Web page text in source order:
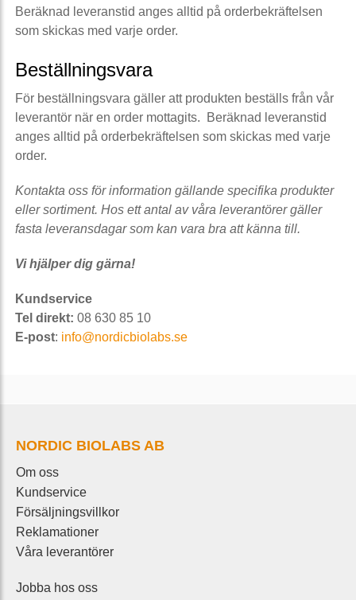
Beräknad leveranstid anges alltid på orderbekräftelsen
som skickas med varje order.
Beställningsvara
För beställningsvara gäller att produkten beställs från vår
leverantör när en order mottagits. Beräknad leveranstid
anges alltid på orderbekräftelsen som skickas med varje
order.
Kontakta oss för information gällande specifika produkter
eller sortiment. Hos ett antal av våra leverantörer gäller
fasta leveransdagar som kan vara bra att känna till.
Vi hjälper dig gärna!
Kundservice
Tel direkt: 08 630 85 10
E-post: info@nordicbiolabs.se
NORDIC BIOLABS AB
Om oss
Kundservice
Försäljningsvillkor
Reklamationer
Våra leverantörer
Jobba hos oss